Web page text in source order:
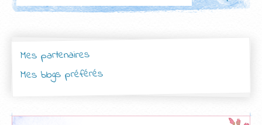
Mes partenaires
Mes blogs préférés